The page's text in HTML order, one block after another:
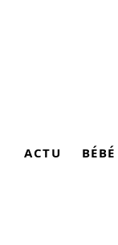
ACTU BÉBÉ